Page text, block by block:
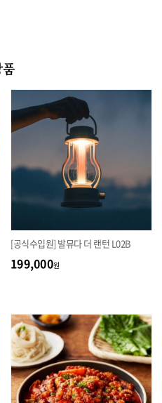
[공식수입원] 발뮤다 더 랜턴 L02B
199,000원